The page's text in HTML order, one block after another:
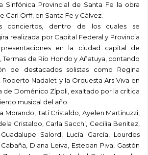
Sinfónica Provincial de Santa Fe la obra
Carl Orff, en Santa Fe y Gálvez.
conciertos, dentro de los cuales se
realizada por Capital Federal y Provincia
en la ciudad capital de
Termas de Río Hondo y Añatuya, contando
de destacados solistas como Regina
Roberto Nadalet y la Orquesta Ars Viva en
de Doménico Zípoli, exaltado por la crítica
musical del año.
Morando, Itatí Cristaldo, Ayelen Martinuzzi,
Cristaldo, Carla Sacchi, Cecilia Benitez,
Salord, Lucía García, Lourdes
Diana Leiva, Esteban Piva, Gastón